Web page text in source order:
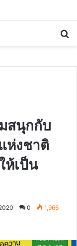
สนุกกับ
ห่งชาติ
ห้เป็น
0 1,966